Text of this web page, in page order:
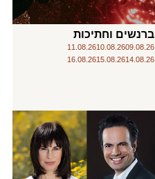
ברנשים וחתיכות
09.08.26
10.08.26
11.08.26
14.08.26
15.08.26
16.08.26